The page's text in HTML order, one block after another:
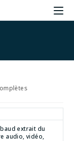
extrait du
audio, vidéo,